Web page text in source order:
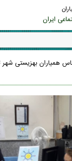
ایران
همیاران بهزیستی شهر